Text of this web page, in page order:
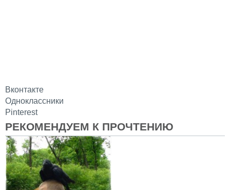
Вконтакте
Одноклассники
Pinterest
РЕКОМЕНДУЕМ К ПРОЧТЕНИЮ